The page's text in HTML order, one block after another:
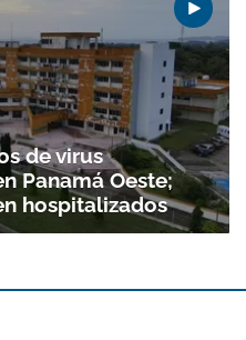
de virus
Panamá Oeste;
hospitalizados